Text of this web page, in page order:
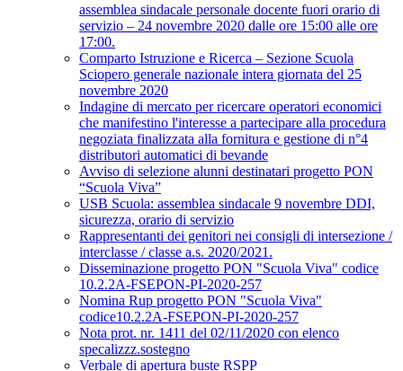
assemblea sindacale personale docente fuori orario di
servizio – 24 novembre 2020 dalle ore 15:00 alle ore
17:00.
Comparto Istruzione e Ricerca – Sezione Scuola
Sciopero generale nazionale intera giornata del 25
novembre 2020
Indagine di mercato per ricercare operatori economici
che manifestino l'interesse a partecipare alla procedura
negoziata finalizzata alla fornitura e gestione di n°4
distributori automatici di bevande
Avviso di selezione alunni destinatari progetto PON
“Scuola Viva”
USB Scuola: assemblea sindacale 9 novembre DDI,
sicurezza, orario di servizio
Rappresentanti dei genitori nei consigli di intersezione /
interclasse / classe a.s. 2020/2021.
Disseminazione progetto PON "Scuola Viva" codice
10.2.2A-FSEPON-PI-2020-257
Nomina Rup progetto PON "Scuola Viva"
codice10.2.2A-FSEPON-PI-2020-257
Nota prot. nr. 1411 del 02/11/2020 con elenco
specalizzz.sostegno
Verbale di apertura buste RSPP